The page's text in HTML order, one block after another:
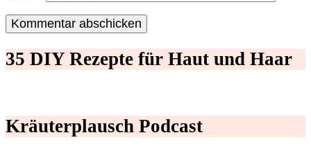
35 DIY Rezepte für Haut und Haar
Kräuterplausch Podcast